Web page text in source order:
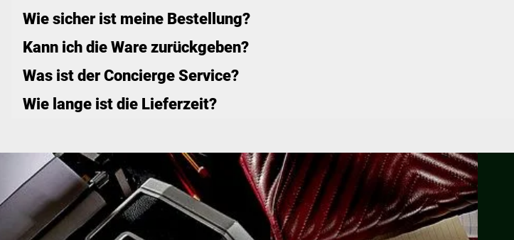
Wie sicher ist meine Bestellung?
Kann ich die Ware zurückgeben?
Was ist der Concierge Service?
Wie lange ist die Lieferzeit?